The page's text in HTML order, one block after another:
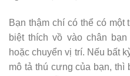
Bạn thậm chí có thể có
biệt thích vồ vào chân
hoặc chuyển vị trí. Nếu bất
mô tả thú cưng của bạn, thì